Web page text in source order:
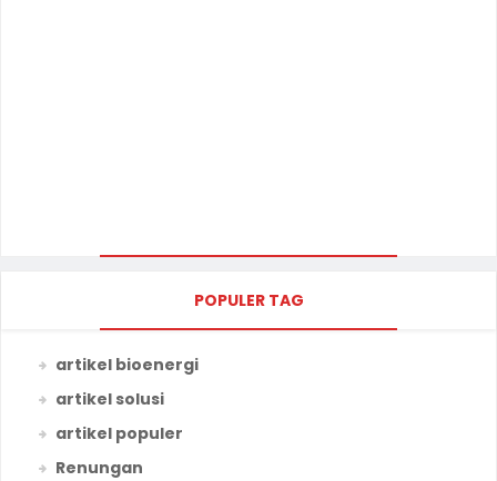
POPULER TAG
artikel bioenergi
artikel solusi
artikel populer
Renungan